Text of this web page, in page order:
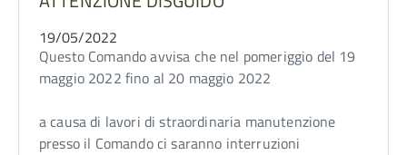
19/05/2022
Questo Comando avvisa che nel pomeriggio del 19
maggio 2022 fino al 20 maggio 2022
a causa di lavori di straordinaria manutenzione
presso il Comando ci saranno interruzioni